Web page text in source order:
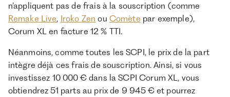
n’appliquent pas de frais à la souscription (comme
Remake Live, Iroko Zen ou Comète par exemple),
Corum XL en facture 12 % TTI.
Néanmoins, comme toutes les SCPI, le prix de la part
intègre déjà ces frais de souscription. Ainsi, si vous
investissez 10 000 € dans la SCPI Corum XL, vous
obtiendrez 51 parts au prix de 9 945 € et pourrez